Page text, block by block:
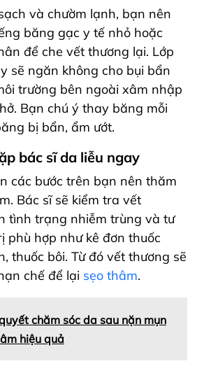
và chườm lạnh, bạn nên
băng gạc y tế nhỏ hoặc
để che vết thương lại. Lớp
sẽ ngăn không cho bụi bẩn
trường bên ngoài xâm nhập
Bạn chú ý thay băng mỗi
bị bẩn, ẩm ướt.
bác sĩ da liễu ngay
các bước trên bạn nên thăm
Bác sĩ sẽ kiểm tra vết
tình trạng nhiễm trùng và tư
phù hợp như kê đơn thuốc
thuốc bôi. Từ đó vết thương sẽ
chế để lại sẹo thâm.
chăm sóc da sau nặn mụn
hiệu quả